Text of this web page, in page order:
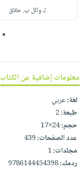
طرحها
وفرات
انشر
كتابك
تواصل
معنا
نشرة
لـ وائل ب. حلاق
1
معلومات إضافية عن الكتاب
لغة:عربي
طبعة:2
حجم:24×17
عدد الصفحات:439
مجلدات:1
ردمك:9786144454398